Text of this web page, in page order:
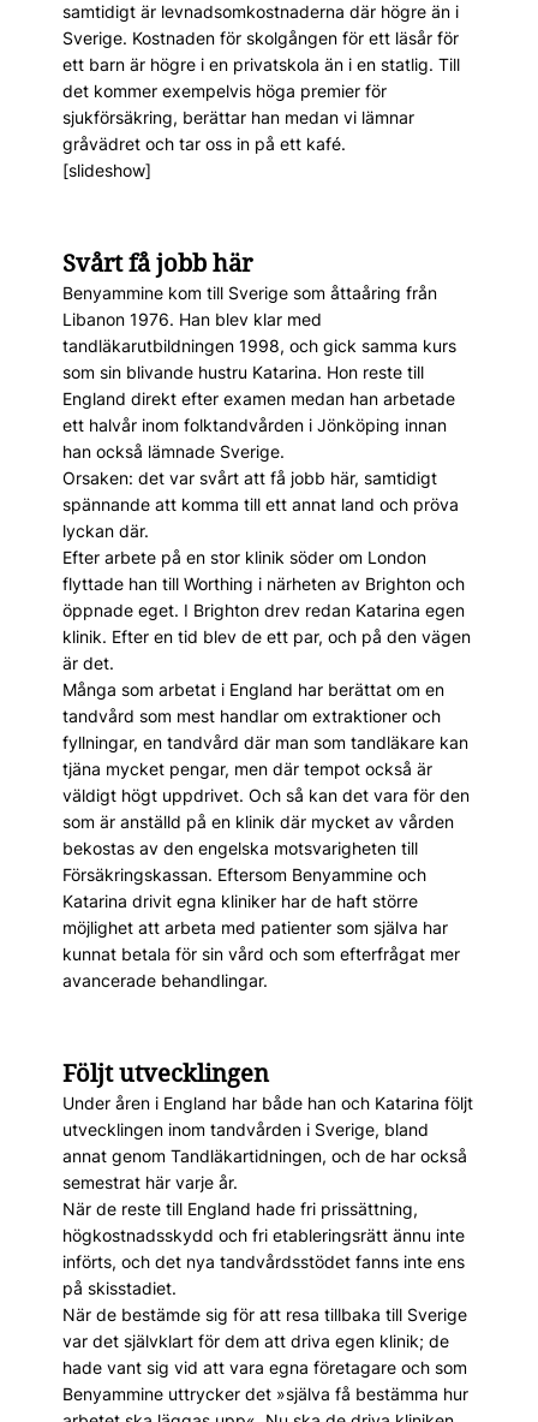
samtidigt är levnadsomkostnaderna där högre än i
Sverige. Kostnaden för skolgången för ett läsår för
ett barn är högre i en privatskola än i en statlig. Till
det kommer exempelvis höga premier för
sjukförsäkring, berättar han medan vi lämnar
gråvädret och tar oss in på ett kafé.
[slideshow]
Svårt få jobb här
Benyammine kom till Sverige som åttaåring från
Libanon 1976. Han blev klar med
tandläkarutbildningen 1998, och gick samma kurs
som sin blivande hustru Katarina. Hon reste till
England direkt efter examen medan han arbetade
ett halvår inom folktandvården i Jönköping innan
han också lämnade Sverige.
Orsaken: det var svårt att få jobb här, samtidigt
spännande att komma till ett annat land och pröva
lyckan där.
Efter arbete på en stor klinik söder om London
flyttade han till Worthing i närheten av Brighton och
öppnade eget. I Brighton drev redan Katarina egen
klinik. Efter en tid blev de ett par, och på den vägen
är det.
Många som arbetat i England har berättat om en
tandvård som mest handlar om extraktioner och
fyllningar, en tandvård där man som tandläkare kan
tjäna mycket pengar, men där tempot också är
väldigt högt uppdrivet. Och så kan det vara för den
som är anställd på en klinik där mycket av vården
bekostas av den engelska motsvarigheten till
Försäkringskassan. Eftersom Benyammine och
Katarina drivit egna kliniker har de haft större
möjlighet att arbeta med patienter som själva har
kunnat betala för sin vård och som efterfrågat mer
avancerade behandlingar.
Följt utvecklingen
Under åren i England har både han och Katarina följt
utvecklingen inom tandvården i Sverige, bland
annat genom Tandläkartidningen, och de har också
semestrat här varje år.
När de reste till England hade fri prissättning,
högkostnadsskydd och fri etableringsrätt ännu inte
införts, och det nya tandvårdsstödet fanns inte ens
på skisstadiet.
När de bestämde sig för att resa tillbaka till Sverige
var det självklart för dem att driva egen klinik; de
hade vant sig vid att vara egna företagare och som
Benyammine uttrycker det »själva få bestämma hur